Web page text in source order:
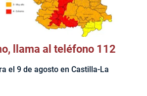
llama al teléfono 112
el 9 de agosto en Castilla-La